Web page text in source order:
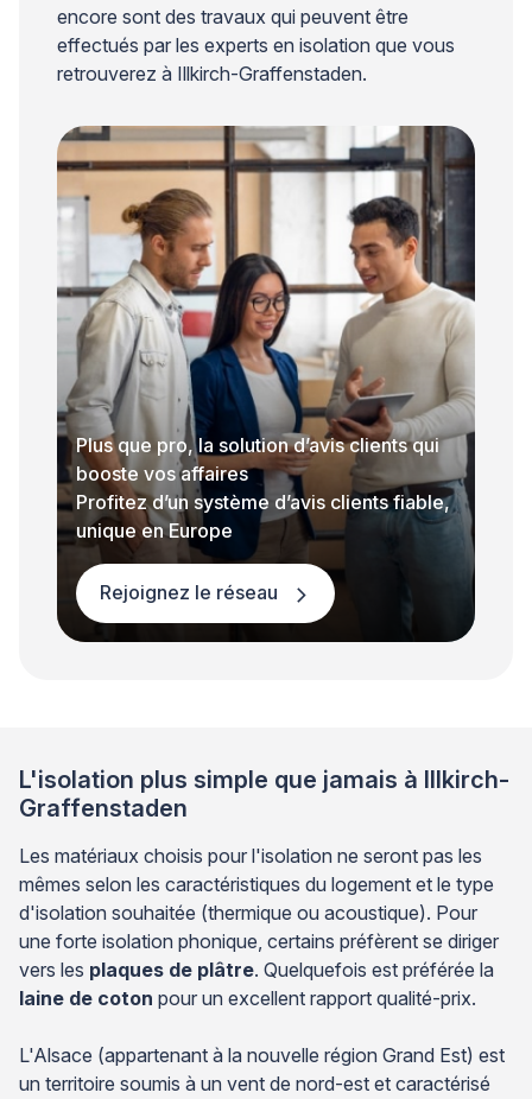
encore sont des travaux qui peuvent être
effectués par les experts en isolation que vous
retrouverez à Illkirch-Graffenstaden.
Plus que pro, la solution d’avis clients qui
booste vos affaires
Profitez d’un système d’avis clients fiable,
unique en Europe
Rejoignez le réseau
L'isolation plus simple que jamais à Illkirch-
Graffenstaden
Les matériaux choisis pour l'isolation ne seront pas les
mêmes selon les caractéristiques du logement et le type
d'isolation souhaitée (thermique ou acoustique). Pour
une forte isolation phonique, certains préfèrent se diriger
vers les plaques de plâtre. Quelquefois est préférée la
laine de coton pour un excellent rapport qualité-prix.
L'Alsace (appartenant à la nouvelle région Grand Est) est
un territoire soumis à un vent de nord-est et caractérisé